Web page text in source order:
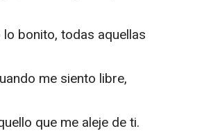
bonito, todas aquellas
me siento libre,
que me aleje de ti.